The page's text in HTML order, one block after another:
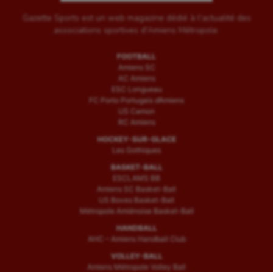
Gazette Sports est un web magazine dédié à l'actualité des
associations sportives d'Amiens Métropole.
FOOTBALL
Amiens SC
AC Amiens
ESC Longueau
FC Porto Portugais d’Amiens
US Camon
RC Amiens
HOCKEY-SUR-GLACE
Les Gothiques
BASKET-BALL
ESCLAMS BB
Amiens SC Basket-Ball
US Boves Basket-Ball
Métropole Amiénoise Basket-Ball
HANDBALL
AHC – Amiens Handball Club
VOLLEY-BALL
Amiens Métropole Volley Ball